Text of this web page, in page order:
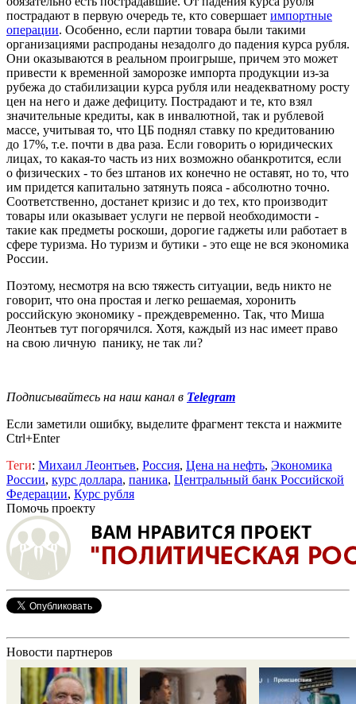
пострадают в первую очередь те, кто совершает импортные
операции. Особенно, если партии товара были такими
организациями распроданы незадолго до падения курса рубля.
Они оказываются в реальном проигрыше, причем это может
привести к временной заморозке импорта продукции из-за
рубежа до стабилизации курса рубля или неадекватному росту
цен на него и даже дефициту. Пострадают и те, кто взял
значительные кредиты, как в инвалютной, так и рублевой
массе, учитывая то, что ЦБ поднял ставку по кредитованию
до 17%, т.е. почти в два раза. Если говорить о юридических
лицах, то какая-то часть из них возможно обанкротится, если
о физических - то без штанов их конечно не оставят, но то, что
им придется капитально затянуть пояса - абсолютно точно.
Соответственно, достанет кризис и до тех, кто производит
товары или оказывает услуги не первой необходимости -
такие как предметы роскоши, дорогие гаджеты или работает в
сфере туризма. Но туризм и бутики - это еще не вся экономика
России.
Поэтому, несмотря на всю тяжесть ситуации, ведь никто не
говорит, что она простая и легко решаемая, хоронить
российскую экономику - преждевременно. Так, что Миша
Леонтьев тут погорячился. Хотя, каждый из нас имеет право
на свою личную панику, не так ли?
Подписывайтесь на наш канал в Telegram
Если заметили ошибку, выделите фрагмент текста и нажмите
Ctrl+Enter
Теги: Михаил Леонтьев, Россия, Цена на нефть, Экономика
России, курс доллара, паника, Центральный банк Российской
Федерации, Курс рубля
Помочь проекту
Новости партнеров